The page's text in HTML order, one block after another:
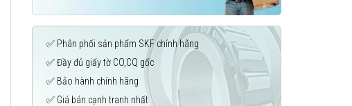
✅ Phân phối sản phẩm SKF chính hãng
✅ Đầy đủ giấy tờ CO,CQ gốc
✅ Bảo hành chính hãng
✅ Giá bán cạnh tranh nhất